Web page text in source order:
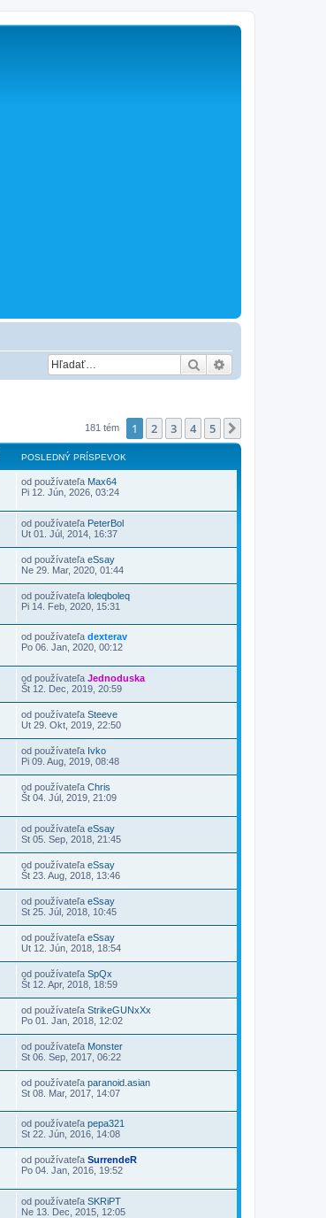
Hľadať
181 tém 1 2 3 4 5
POSLEDNÝ PRÍSPEVOK
od používateľa Max64
Pi 12. Jún, 2026, 03:24
od používateľa PeterBol
Ut 01. Júl, 2014, 16:37
od používateľa eSsay
Ne 29. Mar, 2020, 01:44
od používateľa loleqboleq
Pi 14. Feb, 2020, 15:31
od používateľa dexterav
Po 06. Jan, 2020, 00:12
od používateľa Jednoduska
Št 12. Dec, 2019, 20:59
od používateľa Steeve
Ut 29. Okt, 2019, 22:50
od používateľa Ivko
Pi 09. Aug, 2019, 08:48
od používateľa Chris
Št 04. Júl, 2019, 21:09
od používateľa eSsay
St 05. Sep, 2018, 21:45
od používateľa eSsay
Št 23. Aug, 2018, 13:46
od používateľa eSsay
St 25. Júl, 2018, 10:45
od používateľa eSsay
Ut 12. Jún, 2018, 18:54
od používateľa SpQx
Št 12. Apr, 2018, 18:59
od používateľa StrikeGUNxXx
Po 01. Jan, 2018, 12:02
od používateľa Monster
St 06. Sep, 2017, 06:22
od používateľa paranoid.asian
St 08. Mar, 2017, 14:07
od používateľa pepa321
St 22. Jún, 2016, 14:08
od používateľa SurrendeR
Po 04. Jan, 2016, 19:52
od používateľa SKRiPT
Ne 13. Dec, 2015, 12:05